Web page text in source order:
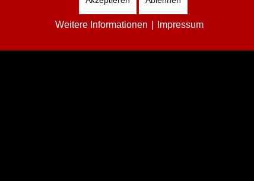
Weitere Informationen Impressum